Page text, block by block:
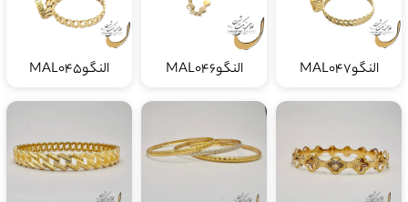
النگوMAL047 النگوMAL046 النگوMAL045